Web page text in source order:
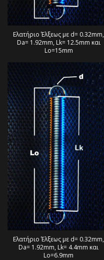
Ελατήριο Έλξεως με d= 0.32mm,
Da= 1.92mm, Lk= 12.5mm και
Lo=15mm
Ελατήριο Έλξεως με d= 0.32mm,
Da= 1.92mm, Lk= 4.4mm και
Lo=6.9mm